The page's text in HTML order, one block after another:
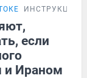
ИНСТРУКЦИЯ
если
и Ираном